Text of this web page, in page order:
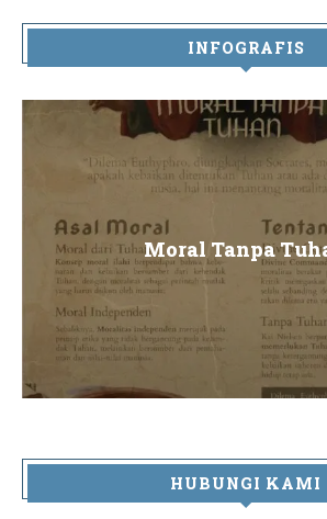
INFOGRAFIS
Moral Tanpa
HUBUNGI KAMI